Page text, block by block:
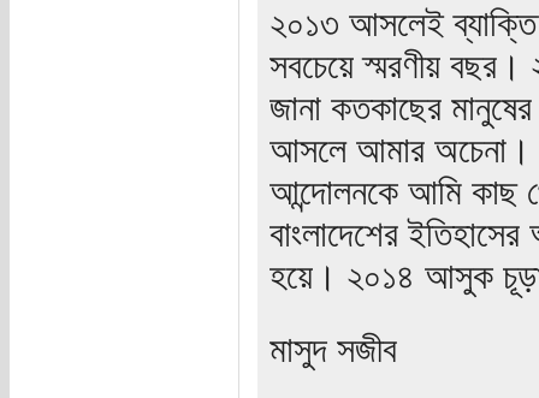
২০১৩ আসলেই ব্যাক্তি
সবচেয়ে স্মরণীয়
জানা কতকাছের
আসলে আমার অচেনা।
আন্দোলনকে আমি কাছ
বাংলাদেশের
হয়ে। ২০১৪ আসুক
মাসুদ সজীব